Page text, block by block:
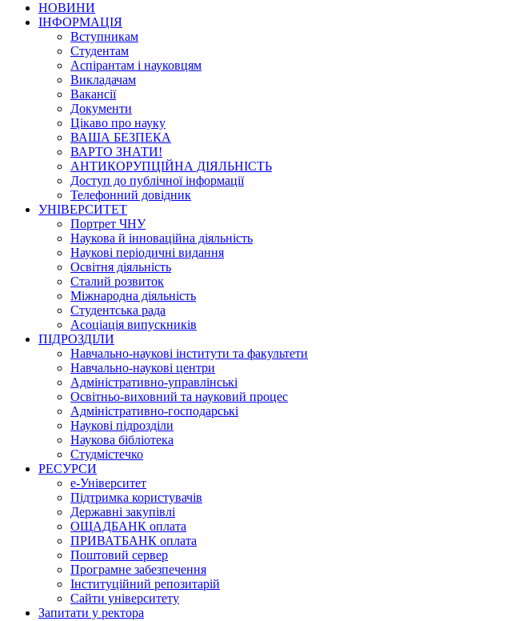
НОВИНИ
ІНФОРМАЦІЯ
Вступникам
Студентам
Аспірантам і науковцям
Викладачам
Вакансії
Документи
Цікаво про науку
ВАША БЕЗПЕКА
ВАРТО ЗНАТИ!
АНТИКОРУПЦІЙНА ДІЯЛЬНІСТЬ
Доступ до публічної інформації
Телефонний довідник
УНІВЕРСИТЕТ
Портрет ЧНУ
Наукова й інноваційна діяльність
Наукові періодичні видання
Освітня діяльність
Сталий розвиток
Міжнародна діяльність
Студентська рада
Асоціація випускників
ПІДРОЗДІЛИ
Навчально-наукові інститути та факультети
Навчально-наукові центри
Адміністративно-управлінські
Освітньо-виховний та науковий процес
Адміністративно-господарські
Наукові підрозділи
Наукова бібліотека
Студмістечко
РЕСУРСИ
е-Університет
Підтримка користувачів
Державні закупівлі
ОЩАДБАНК оплата
ПРИВАТБАНК оплата
Поштовий сервер
Програмне забезпечення
Інституційний репозитарій
Сайти університету
Запитати у ректора